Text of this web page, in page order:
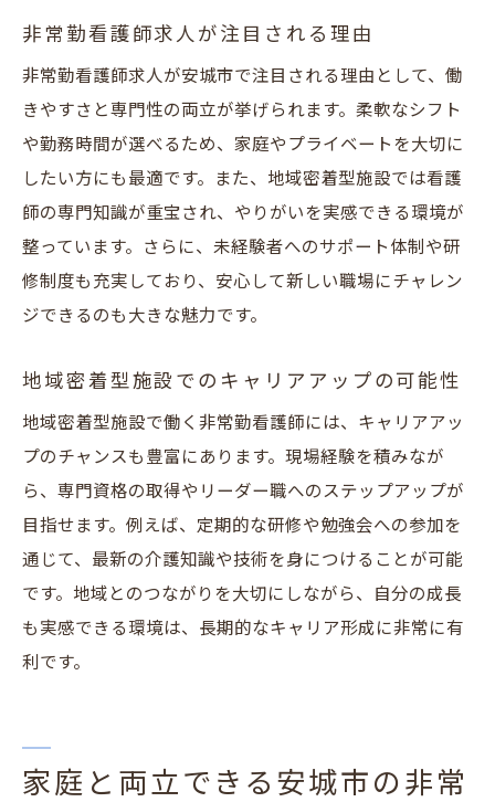
非常勤看護師求人が注目される理由
非常勤看護師求人が安城市で注目される理由として、働
きやすさと専門性の両立が挙げられます。柔軟なシフト
や勤務時間が選べるため、家庭やプライベートを大切に
したい方にも最適です。また、地域密着型施設では看護
師の専門知識が重宝され、やりがいを実感できる環境が
整っています。さらに、未経験者へのサポート体制や研
修制度も充実しており、安心して新しい職場にチャレン
ジできるのも大きな魅力です。
地域密着型施設でのキャリアアップの可能性
地域密着型施設で働く非常勤看護師には、キャリアアッ
プのチャンスも豊富にあります。現場経験を積みなが
ら、専門資格の取得やリーダー職へのステップアップが
目指せます。例えば、定期的な研修や勉強会への参加を
通じて、最新の介護知識や技術を身につけることが可能
です。地域とのつながりを大切にしながら、自分の成長
も実感できる環境は、長期的なキャリア形成に非常に有
利です。
家庭と両立できる安城市の非常